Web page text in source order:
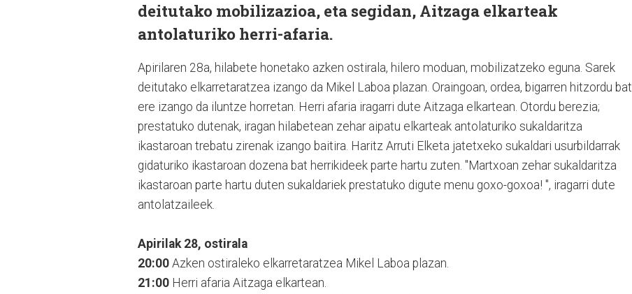
deitutako mobilizazioa, eta segidan, Aitzaga elkarteak
antolaturiko herri-afaria.
Apirilaren 28a, hilabete honetako azken ostirala, hilero moduan, mobilizatzeko eguna. Sarek
deitutako elkarretaratzea izango da Mikel Laboa plazan. Oraingoan, ordea, bigarren hitzordu bat
ere izango da iluntze horretan. Herri afaria iragarri dute Aitzaga elkartean. Otordu berezia;
prestatuko dutenak, iragan hilabetean zehar aipatu elkarteak antolaturiko sukaldaritza
ikastaroan trebatu zirenak izango baitira. Haritz Arruti Elketa jatetxeko sukaldari usurbildarrak
gidaturiko ikastaroan dozena bat herrikideek parte hartu zuten. "Martxoan zehar sukaldaritza
ikastaroan parte hartu duten sukaldariek prestatuko digute menu goxo-goxoa! ", iragarri dute
antolatzaileek.
Apirilak 28, ostirala
20:00 Azken ostiraleko elkarretaratzea Mikel Laboa plazan.
21:00 Herri afaria Aitzaga elkartean.